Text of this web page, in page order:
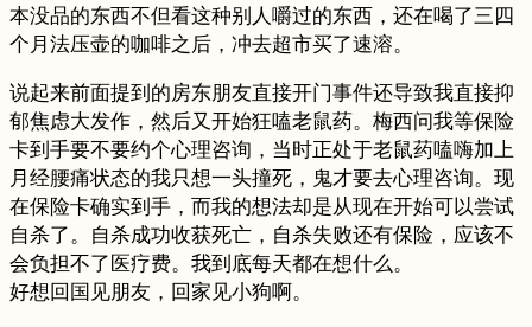
本没品的东西不但看这种别人嚼过的东西，还在喝了三四
个月法压壶的咖啡之后，冲去超市买了速溶。
说起来前面提到的房东朋友直接开门事件还导致我直接抑
郁焦虑大发作，然后又开始狂嗑老鼠药。梅西问我等保险
卡到手要不要约个心理咨询，当时正处于老鼠药嗑嗨加上
月经腰痛状态的我只想一头撞死，鬼才要去心理咨询。现
在保险卡确实到手，而我的想法却是从现在开始可以尝试
自杀了。自杀成功收获死亡，自杀失败还有保险，应该不
会负担不了医疗费。我到底每天都在想什么。
好想回国见朋友，回家见小狗啊。